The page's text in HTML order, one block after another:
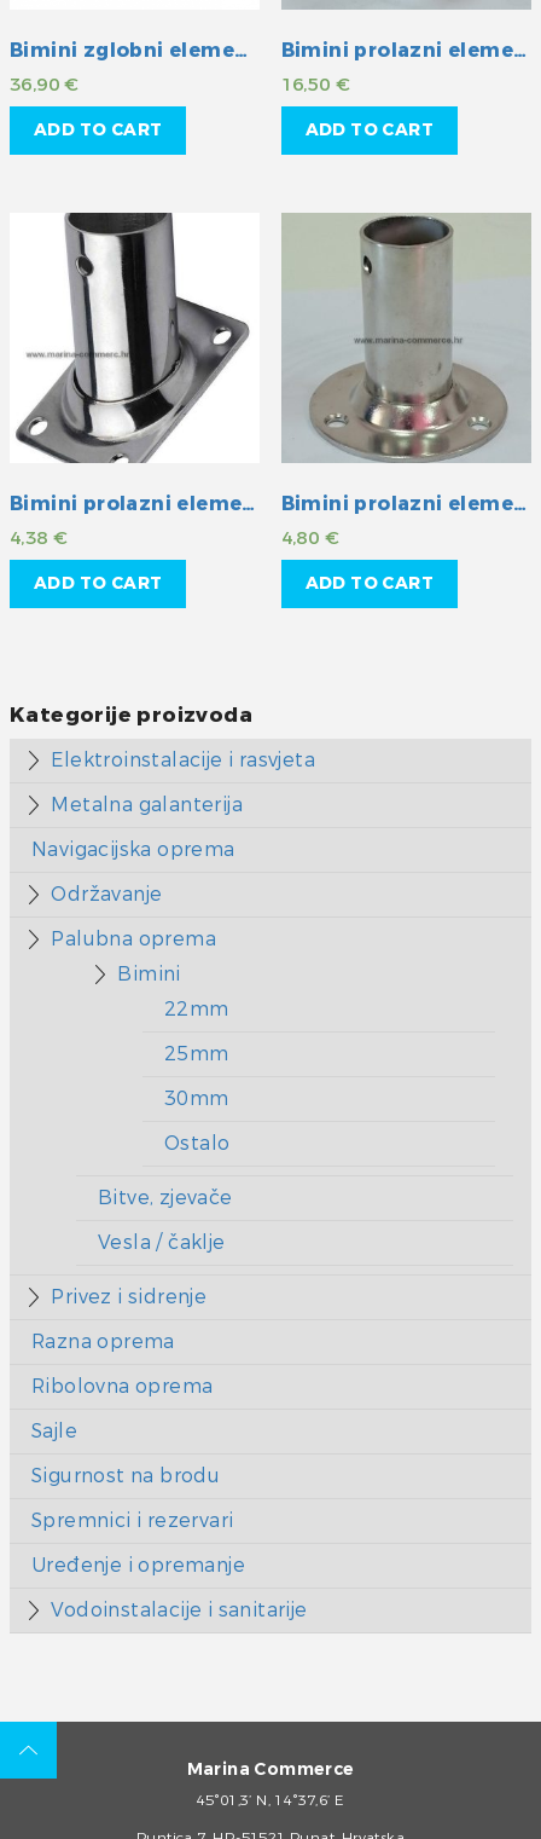
Bimini zglobni element INOX 30 mm
36,90€
ADD TO CART
Bimini prolazni element INOX 25 mm
16,50€
ADD TO CART
Bimini prolazni element INOX 25 mm
4,38 €
ADD TO CART
Bimini prolazni element INOX 25 mm
4,80 €
ADD TO CART
Kategorije proizvoda
Elektroinstalacije i rasvjeta
Metalna galanterija
Navigacijska oprema
Održavanje
Palubna oprema
Bimini
22mm
25mm
30mm
Ostalo
Bitve, zjevače
Vesla / čaklje
Privez i sidrenje
Razna oprema
Ribolovna oprema
Sajle
Sigurnost na brodu
Spremnici i rezervari
Uređenje i opremanje
Vodoinstalacije i sanitarije
Marina Commerce
45°01,3’ N, 14°37,6’ E